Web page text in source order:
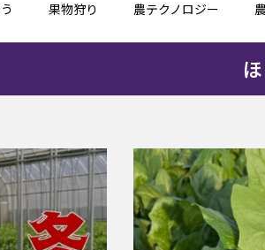
果物狩り 農テクノロジー